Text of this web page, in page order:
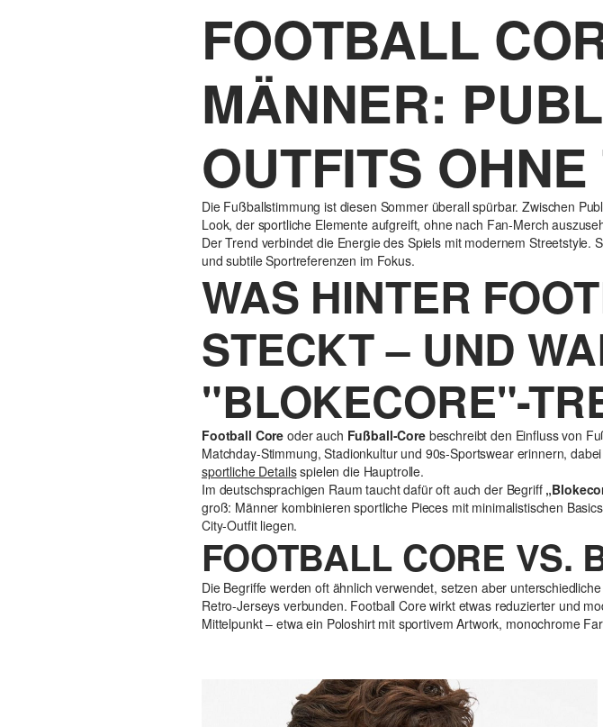
FOOTBALL
MÄNNER:
OUTFITS
Die Fußballstimmung ist diesen Sommer überall spürbar. Zwischen
Look, der sportliche Elemente aufgreift, ohne nach Fan-Merch
Der Trend verbindet die Energie des Spiels mit modernem
und subtile Sportreferenzen im Fokus.
WAS HINTER
STECKT – UND
"BLOKECORE"-
Football Core oder auch Fußball-Corebeschreibt den Einfluss von
Matchday-Stimmung, Stadionkultur und 90s-Sportswear erinnern,
sportliche Detailsspielen die Hauptrolle.
Im deutschsprachigen Raum taucht dafür oft auch der Begriff
groß: Männer kombinieren sportliche Pieces mit minimalistischen
City-Outfit liegen.
FOOTBALL CORE VS.
Die Begriffe werden oft ähnlich verwendet, setzen aber
Retro-Jerseys verbunden. Football Core wirkt etwas reduzierter und
Mittelpunkt – etwa ein Poloshirt mit sportivem Artwork, monochrome